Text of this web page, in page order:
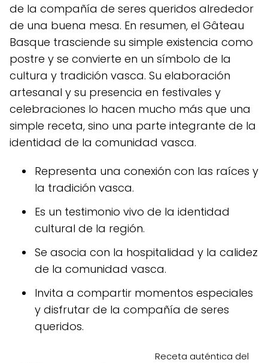
de la compañía de seres queridos alrededor
de una buena mesa. En resumen, el Gâteau
Basque trasciende su simple existencia como
postre y se convierte en un símbolo de la
cultura y tradición vasca. Su elaboración
artesanal y su presencia en festivales y
celebraciones lo hacen mucho más que una
simple receta, sino una parte integrante de la
identidad de la comunidad vasca.
Representa una conexión con las raíces y
la tradición vasca.
Es un testimonio vivo de la identidad
cultural de la región.
Se asocia con la hospitalidad y la calidez
de la comunidad vasca.
Invita a compartir momentos especiales
y disfrutar de la compañía de seres
queridos.
Receta auténtica del